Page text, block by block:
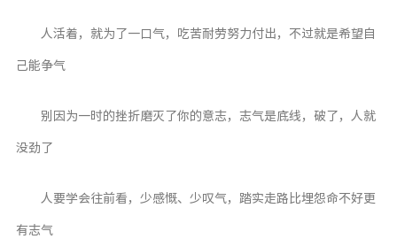
人活着，就为了一口气，吃苦耐劳努力付出，不过就是希望自
己能争气
别因为一时的挫折磨灭了你的意志，志气是底线，破了，人就
没劲了
人要学会往前看，少感慨、少叹气，踏实走路比埋怨命不好更
有志气